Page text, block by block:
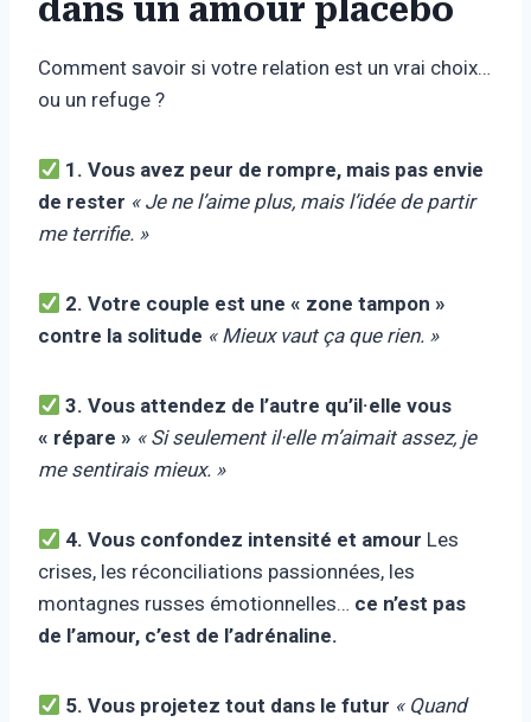
dans un amour placebo
Comment savoir si votre relation est un vrai choix…
ou un refuge ?
1. Vous avez peur de rompre, mais pas envie
de rester « Je ne l’aime plus, mais l’idée de partir
me terrifie. »
2. Votre couple est une « zone tampon »
contre la solitude « Mieux vaut ça que rien. »
3. Vous attendez de l’autre qu’il·elle vous
« répare » « Si seulement il·elle m’aimait assez, je
me sentirais mieux. »
4. Vous confondez intensité et amour Les
crises, les réconciliations passionnées, les
montagnes russes émotionnelles… ce n’est pas
de l’amour, c’est de l’adrénaline.
5. Vous projetez tout dans le futur « Quand